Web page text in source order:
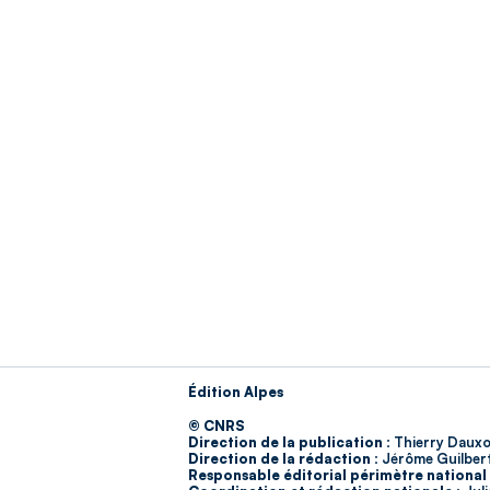
Édition Alpes
© CNRS
Direction de la publication : Thierry
Direction de la rédaction : Jérôme
Responsable éditorial périmètre national